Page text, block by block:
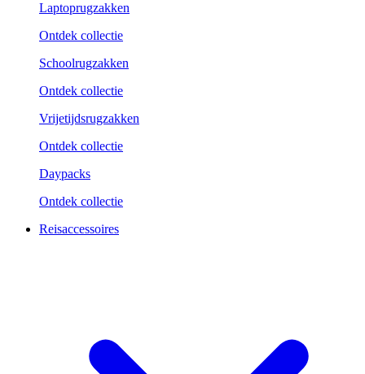
Laptoprugzakken
Ontdek collectie
Schoolrugzakken
Ontdek collectie
Vrijetijdsrugzakken
Ontdek collectie
Daypacks
Ontdek collectie
Reisaccessoires